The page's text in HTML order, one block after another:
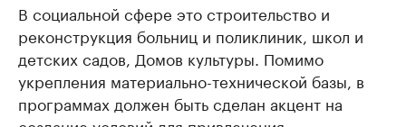
В социальной сфере это строительство и
реконструкция больниц и поликлиник, школ и
детских садов, Домов культуры. Помимо
укрепления материально-технической базы, в
программах должен быть сделан акцент на